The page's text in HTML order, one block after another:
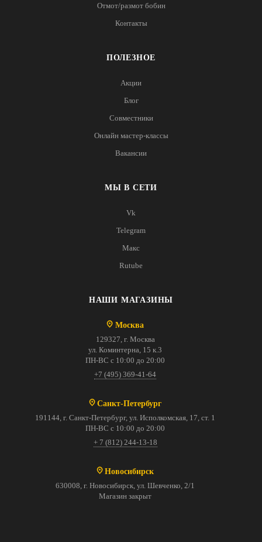
Отмот/размот бобин
Контакты
ПОЛЕЗНОЕ
Акции
Блог
Совместники
Онлайн мастер-классы
Вакансии
МЫ В СЕТИ
Vk
Telegram
Макс
Rutube
НАШИ МАГАЗИНЫ
Москва
129327, г. Москва
ул. Коминтерна, 15 к.3
ПН-ВС с 10:00 до 20:00
+7 (495) 369-41-64
Санкт-Петербург
191144, г. Санкт-Петербург, ул. Исполкомская, 17, ст. 1
ПН-ВС с 10:00 до 20:00
+ 7 (812) 244-13-18
Новосибирск
630008, г. Новосибирск, ул. Шевченко, 2/1
Магазин закрыт